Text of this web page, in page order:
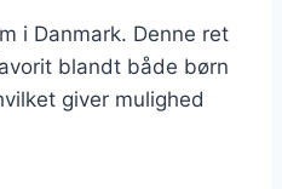
i Danmark. Denne ret
blandt både børn
giver mulighed